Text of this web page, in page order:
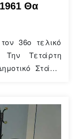
Θα
36ο τελικό
Την Τετάρτη
Στάδιο
το βαρύτιμο
Πάντων και
κυπελλούχος